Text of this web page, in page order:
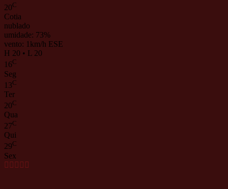
20C
Cotia
nublado
umidade: 73%
vento: 1km/h ESE
H 20 • L 20
16C
Seg
13C
Ter
20C
Qua
27C
Qui
29C
Sex